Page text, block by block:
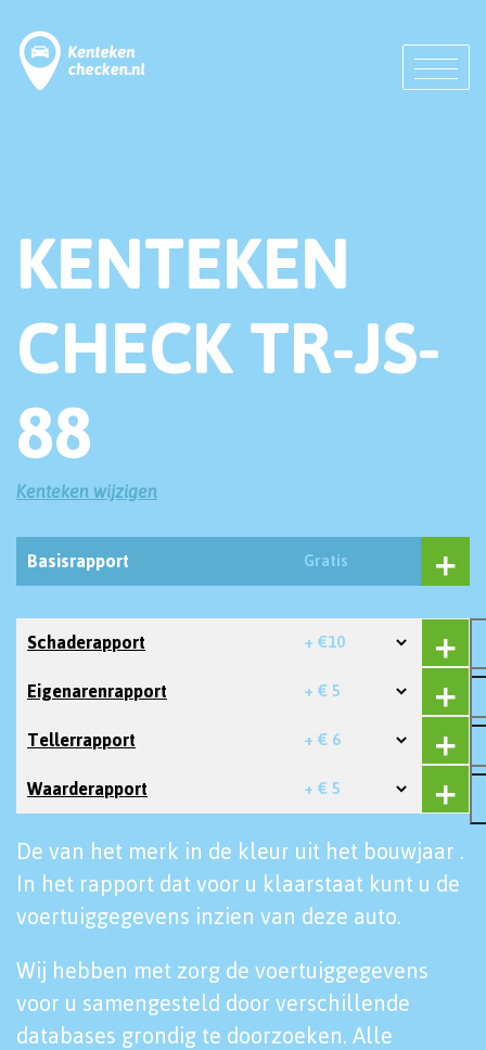
KENTEKEN
CHECK TR-JS-
88
Kenteken wijzigen
Basisrapport Gratis
Schaderapport + €10
Eigenarenrapport + € 5
Tellerrapport + € 6
Waarderapport + € 5
De van het merk in de kleur uit het bouwjaar .
In het rapport dat voor u klaarstaat kunt u de
voertuiggegevens inzien van deze auto.
Wij hebben met zorg de voertuiggegevens
voor u samengesteld door verschillende
databases grondig te doorzoeken. Alle